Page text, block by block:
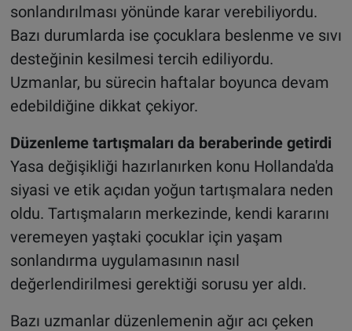
sonlandırılması yönünde karar verebiliyordu.
Bazı durumlarda ise çocuklara beslenme ve sıvı
desteğinin kesilmesi tercih ediliyordu.
Uzmanlar, bu sürecin haftalar boyunca devam
edebildiğine dikkat çekiyor.
Düzenleme tartışmaları da beraberinde getirdi
Yasa değişikliği hazırlanırken konu Hollanda'da
siyasi ve etik açıdan yoğun tartışmalara neden
oldu. Tartışmaların merkezinde, kendi kararını
veremeyen yaştaki çocuklar için yaşam
sonlandırma uygulamasının nasıl
değerlendirilmesi gerektiği sorusu yer aldı.
Bazı uzmanlar düzenlemenin ağır acı çeken